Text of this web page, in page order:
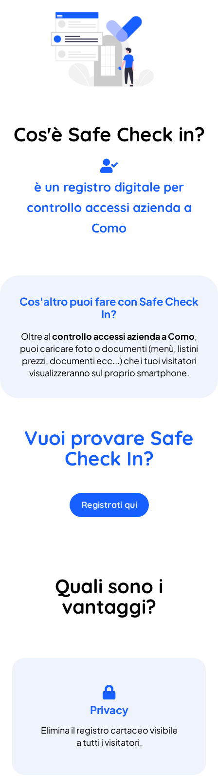
Cos'è Safe Check in?
è un registro digitale per
controllo accessi azienda a
Como
Cos'altro puoi fare con Safe Check
In?
Oltre alcontrollo accessi azienda a Como,
puoi caricare foto o documenti (menù, listini
prezzi, documenti ecc...) che i tuoi visitatori
visualizzeranno sul proprio smartphone.
Vuoi provare Safe
Check In?
Registrati qui
Quali sono i
vantaggi?
Privacy
Elimina il registro cartaceo visibile
a tutti i visitatori.